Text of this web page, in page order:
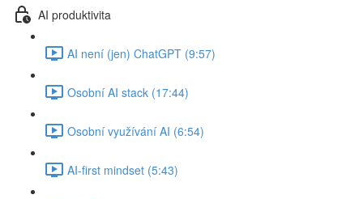
AI produktivita
AI není (jen) ChatGPT (9:57)
Osobní AI stack (17:44)
Osobní využívání AI (6:54)
AI-first mindset (5:43)